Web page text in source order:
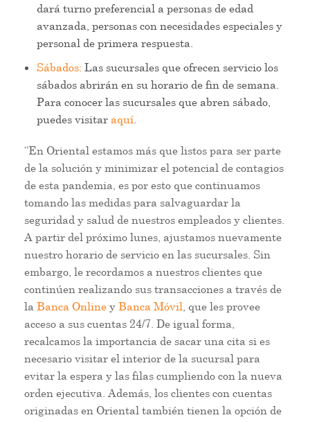
dará turno preferencial a personas de edad
avanzada, personas con necesidades especiales y
personal de primera respuesta.
Sábados: Las sucursales que ofrecen servicio los
sábados abrirán en su horario de fin de semana.
Para conocer las sucursales que abren sábado,
puedes visitar aquí.
“En Oriental estamos más que listos para ser parte
de la solución y minimizar el potencial de contagios
de esta pandemia, es por esto que continuamos
tomando las medidas para salvaguardar la
seguridad y salud de nuestros empleados y clientes.
A partir del próximo lunes, ajustamos nuevamente
nuestro horario de servicio en las sucursales. Sin
embargo, le recordamos a nuestros clientes que
continúen realizando sus transacciones a través de
la Banca Online y Banca Móvil , que les provee
acceso a sus cuentas 24/7. De igual forma,
recalcamos la importancia de sacar una cita si es
necesario visitar el interior de la sucursal para
evitar la espera y las filas cumpliendo con la nueva
orden ejecutiva. Además, los clientes con cuentas
originadas en Oriental también tienen la opción de